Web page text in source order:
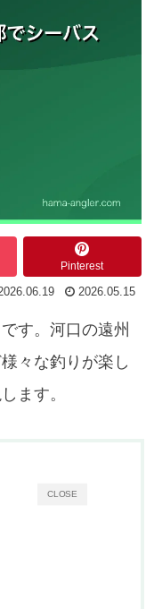
Pinterest
2026.05.15
す。河口の遠州
々な釣りが楽し
ます。
CLOSE